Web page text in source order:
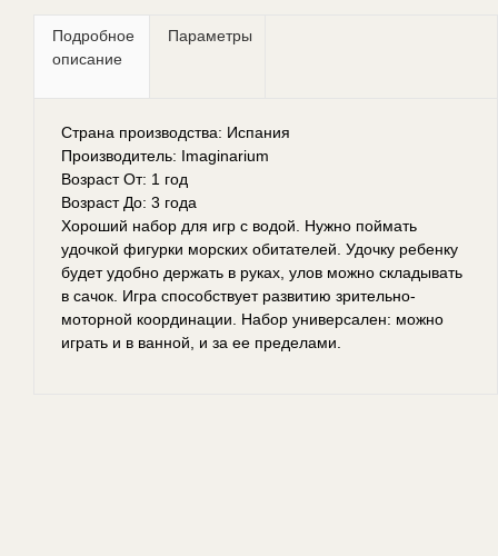
Подробное
описание
Параметры
Страна производства: Испания
Производитель: Imaginarium
Возраст От: 1 год
Возраст До: 3 года
Хороший набор для игр с водой. Нужно поймать
удочкой фигурки морских обитателей. Удочку ребенку
будет удобно держать в руках, улов можно складывать
в сачок. Игра способствует развитию зрительно-
моторной координации. Набор универсален: можно
играть и в ванной, и за ее пределами.